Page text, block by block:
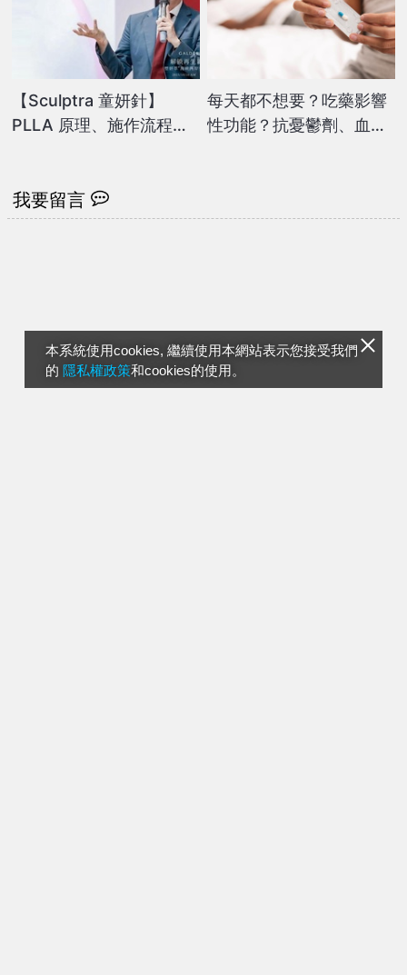
本系統使用cookies, 繼續使用本網站表示您接受我們
的 隱私權政策和cookies的使用。
【Sculptra 童妍針】
PLLA 原理、施作流程與
每天都不想要？吃藥影響
性功能？抗憂鬱劑、血壓
我要留言